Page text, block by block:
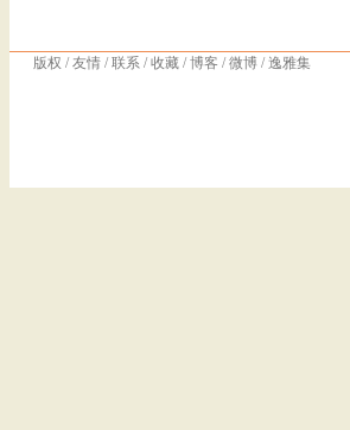
版权 /友情 /联系 /收藏 /博客 /微博 /逸雅集